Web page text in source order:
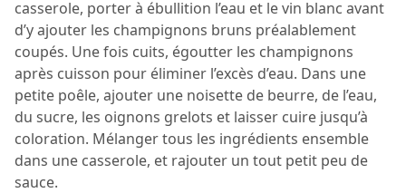
casserole, porter à ébullition l’eau et le vin blanc avant
d’y ajouter les champignons bruns préalablement
coupés. Une fois cuits, égoutter les champignons
après cuisson pour éliminer l’excès d’eau. Dans une
petite poêle, ajouter une noisette de beurre, de l’eau,
du sucre, les oignons grelots et laisser cuire jusqu’à
coloration. Mélanger tous les ingrédients ensemble
dans une casserole, et rajouter un tout petit peu de
sauce.